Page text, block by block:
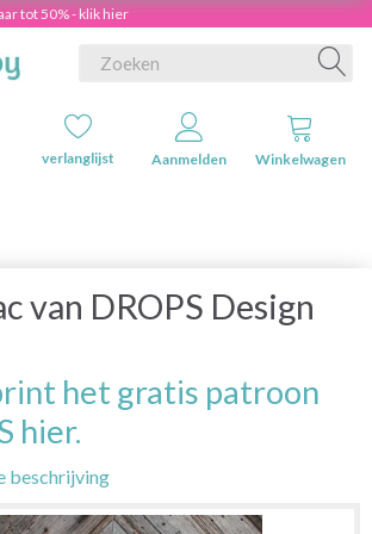
tot 50% - klik hier
verlanglijst Aanmelden Winkelwagen
van DROPS Design
het gratis patroon
hier.
beschrijving